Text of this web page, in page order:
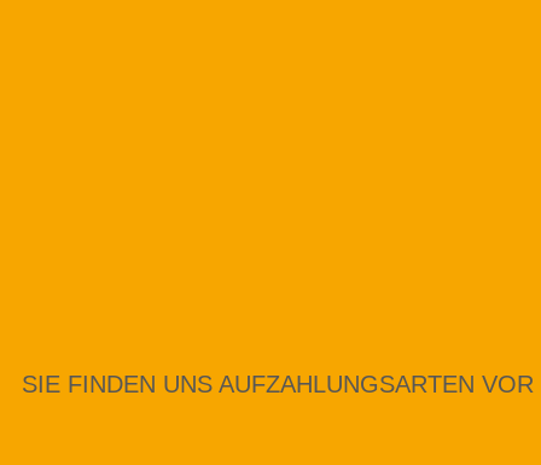
SIE FINDEN UNS AUFZAHLUNGSARTEN VOR